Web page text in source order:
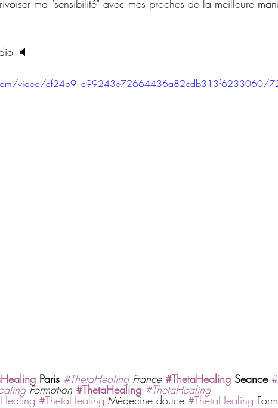
ma "sensibilité" avec mes proches de la meilleure
🔈
video/cf24b9_c99243e72664436a82cdb313f6233060/
Paris #ThetaHealing France #ThetaHealing Seance
Formation #ThetaHealing #ThetaHealing
#ThetaHealing Médecine douce #ThetaHealing